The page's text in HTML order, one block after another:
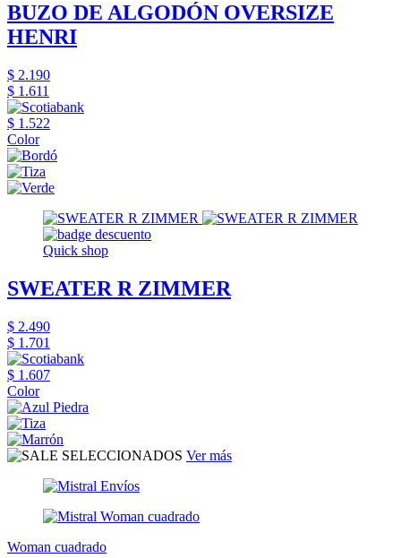
BUZO DE ALGODÓN OVERSIZE
HENRI
$ 2.190
$ 1.611
$ 1.522
Color
Quick shop
SWEATER R ZIMMER
$ 2.490
$ 1.701
$ 1.607
Color
Ver más
Woman cuadrado